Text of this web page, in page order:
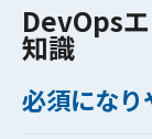
DevOps
知識
必須にな